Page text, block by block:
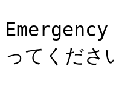
Emergency
ってくださ